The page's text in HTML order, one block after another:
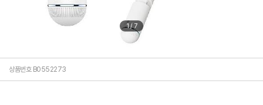
1/7
상품번호 B0552273